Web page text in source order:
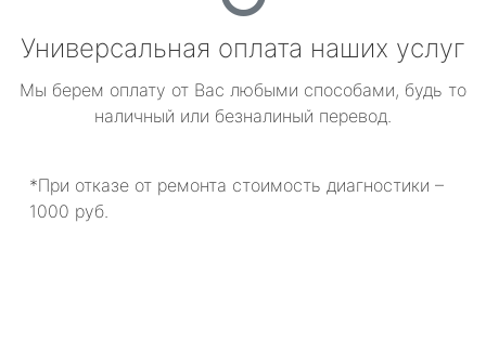
Универсальная оплата наших услуг
Мы берем оплату от Вас любыми способами, будь то
наличный или безналиный перевод.
*При отказе от ремонта стоимость диагностики –
1000 руб.